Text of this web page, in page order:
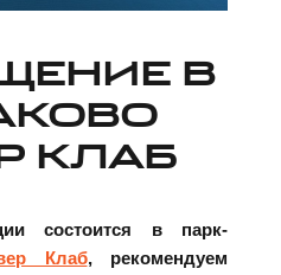
В
КЛАБ
состоится в парк-
Клаб, рекомендуем